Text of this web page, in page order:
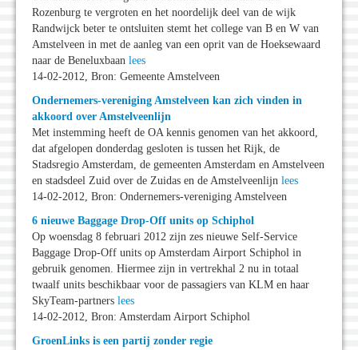
Rozenburg te vergroten en het noordelijk deel van de wijk
Randwijck beter te ontsluiten stemt het college van B en W van
Amstelveen in met de aanleg van een oprit van de Hoeksewaard
naar de Beneluxbaan lees
14-02-2012, Bron: Gemeente Amstelveen
Ondernemers-vereniging Amstelveen kan zich vinden in
akkoord over Amstelveenlijn
Met instemming heeft de OA kennis genomen van het akkoord,
dat afgelopen donderdag gesloten is tussen het Rijk, de
Stadsregio Amsterdam, de gemeenten Amsterdam en Amstelveen
en stadsdeel Zuid over de Zuidas en de Amstelveenlijn lees
14-02-2012, Bron: Ondernemers-vereniging Amstelveen
6 nieuwe Baggage Drop-Off units op Schiphol
Op woensdag 8 februari 2012 zijn zes nieuwe Self-Service
Baggage Drop-Off units op Amsterdam Airport Schiphol in
gebruik genomen. Hiermee zijn in vertrekhal 2 nu in totaal
twaalf units beschikbaar voor de passagiers van KLM en haar
SkyTeam-partners lees
14-02-2012, Bron: Amsterdam Airport Schiphol
GroenLinks is een partij zonder regie